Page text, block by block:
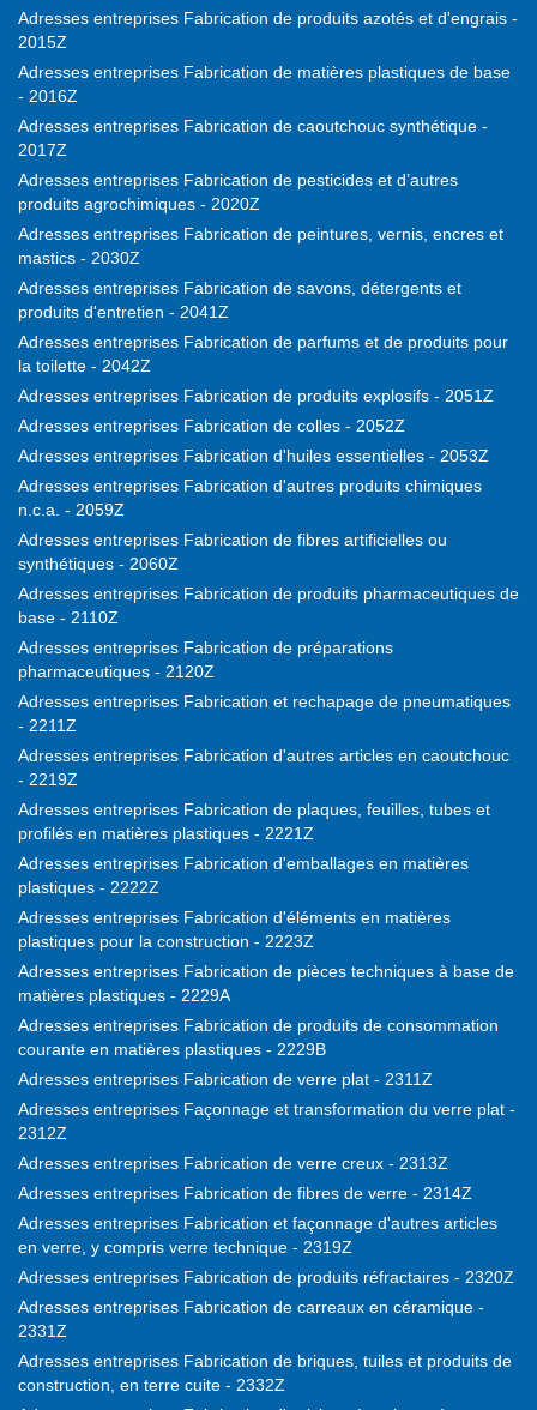
Adresses entreprises Fabrication de produits azotés et d'engrais -
2015Z
Adresses entreprises Fabrication de matières plastiques de base
- 2016Z
Adresses entreprises Fabrication de caoutchouc synthétique -
2017Z
Adresses entreprises Fabrication de pesticides et d’autres
produits agrochimiques - 2020Z
Adresses entreprises Fabrication de peintures, vernis, encres et
mastics - 2030Z
Adresses entreprises Fabrication de savons, détergents et
produits d'entretien - 2041Z
Adresses entreprises Fabrication de parfums et de produits pour
la toilette - 2042Z
Adresses entreprises Fabrication de produits explosifs - 2051Z
Adresses entreprises Fabrication de colles - 2052Z
Adresses entreprises Fabrication d'huiles essentielles - 2053Z
Adresses entreprises Fabrication d'autres produits chimiques
n.c.a. - 2059Z
Adresses entreprises Fabrication de fibres artificielles ou
synthétiques - 2060Z
Adresses entreprises Fabrication de produits pharmaceutiques de
base - 2110Z
Adresses entreprises Fabrication de préparations
pharmaceutiques - 2120Z
Adresses entreprises Fabrication et rechapage de pneumatiques
- 2211Z
Adresses entreprises Fabrication d'autres articles en caoutchouc
- 2219Z
Adresses entreprises Fabrication de plaques, feuilles, tubes et
profilés en matières plastiques - 2221Z
Adresses entreprises Fabrication d'emballages en matières
plastiques - 2222Z
Adresses entreprises Fabrication d'éléments en matières
plastiques pour la construction - 2223Z
Adresses entreprises Fabrication de pièces techniques à base de
matières plastiques - 2229A
Adresses entreprises Fabrication de produits de consommation
courante en matières plastiques - 2229B
Adresses entreprises Fabrication de verre plat - 2311Z
Adresses entreprises Façonnage et transformation du verre plat -
2312Z
Adresses entreprises Fabrication de verre creux - 2313Z
Adresses entreprises Fabrication de fibres de verre - 2314Z
Adresses entreprises Fabrication et façonnage d'autres articles
en verre, y compris verre technique - 2319Z
Adresses entreprises Fabrication de produits réfractaires - 2320Z
Adresses entreprises Fabrication de carreaux en céramique -
2331Z
Adresses entreprises Fabrication de briques, tuiles et produits de
construction, en terre cuite - 2332Z